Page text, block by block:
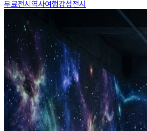
무료전시 역사여행감성전시